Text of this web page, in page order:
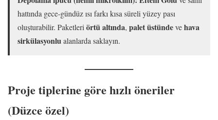
hattında gece-gündüz ısı farkı kısa süreli yüzey pası
oluşturabilir. Paketleri örtü altında, palet üstündevehava
sirkülasyonlualanlarda saklayın.
Proje tiplerine göre hızlı öneriler
(Düzce özel)